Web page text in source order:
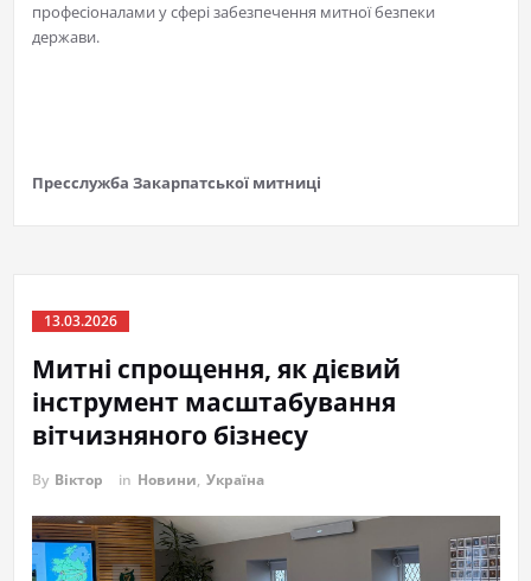
професіоналами у сфері забезпечення митної безпеки
держави.
Пресслужба Закарпатської митниці
13.03.2026
Митні спрощення, як дієвий
інструмент масштабування
вітчизняного бізнесу
By Віктор in Новини, Україна